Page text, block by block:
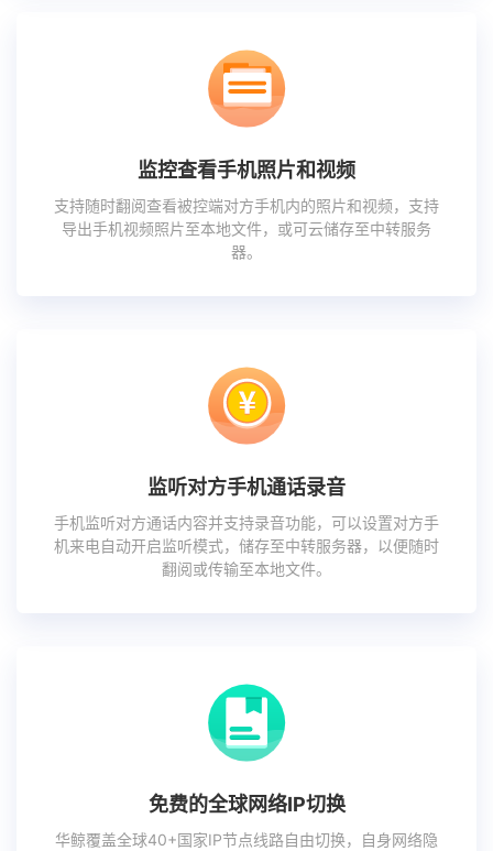
监控查看手机照片和视频
支持随时翻阅查看被控端对方手机内的照片和视频，支持
导出手机视频照片至本地文件，或可云储存至中转服务
器。
监听对方手机通话录音
手机监听对方通话内容并支持录音功能，可以设置对方手
机来电自动开启监听模式，储存至中转服务器，以便随时
翻阅或传输至本地文件。
免费的全球网络IP切换
华鲸覆盖全球40+国家IP节点线路自由切换，自身网络隐